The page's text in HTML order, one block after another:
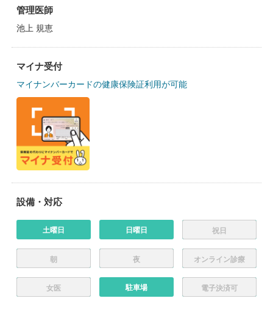
管理医師
池上 規恵
マイナ受付
マイナンバーカードの健康保険証利用が可能
設備・対応
土曜日 日曜日 祝日
朝 夜 オンライン診療
女医 駐車場 電子決済可